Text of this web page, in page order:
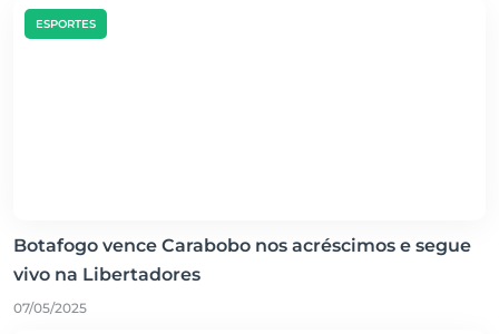
ESPORTES
Botafogo vence Carabobo nos acréscimos e segue
vivo na Libertadores
07/05/2025